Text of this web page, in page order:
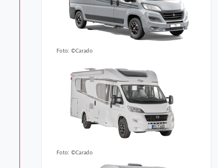
Foto: ©Carado
Foto: ©Carado